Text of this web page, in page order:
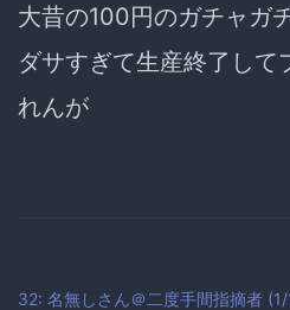
大昔の100円のガチャガ
ダサすぎて生産終了して
れんが
32: 名無しさん＠二度手間指摘者 (1/